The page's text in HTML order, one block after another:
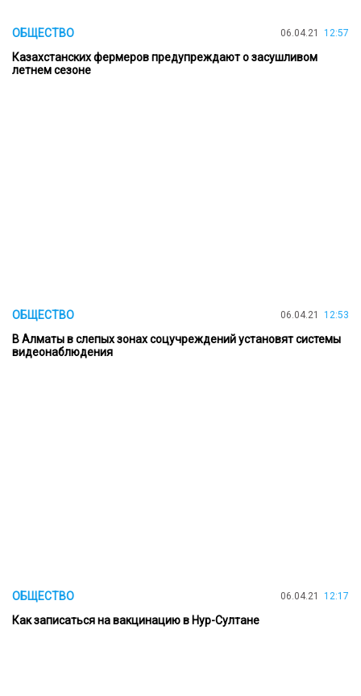
ОБЩЕСТВО 06.04.21 12:57
Казахстанских фермеров предупреждают о засушливом
летнем сезоне
ОБЩЕСТВО 06.04.21 12:53
В Алматы в слепых зонах соцучреждений установят системы
видеонаблюдения
ОБЩЕСТВО 06.04.21 12:17
Как записаться на вакцинацию в Нур-Султане